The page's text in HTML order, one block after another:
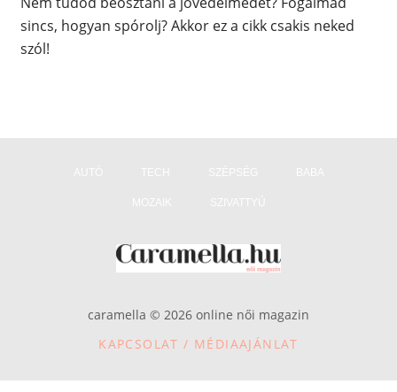
sincs, hogyan spórolj? Akkor ez a cikk csakis neked
szól!
caramella © 2026 online női magazin
KAPCSOLAT / MÉDIAAJÁNLAT